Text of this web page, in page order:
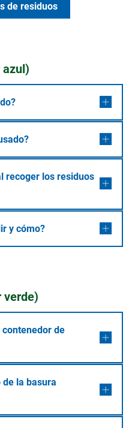
de residuos
azul)
recoger los residuos
y cómo?
verde)
contenedor de
de la basura